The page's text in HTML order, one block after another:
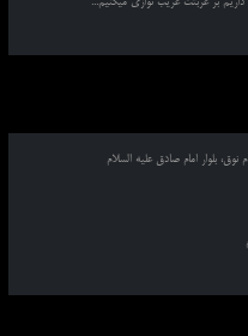
بلوار امام صادق علیه السلام